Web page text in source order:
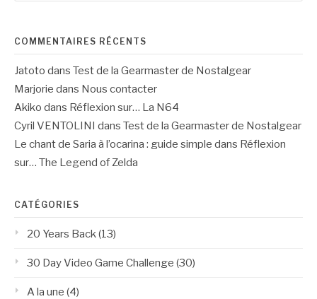
COMMENTAIRES RÉCENTS
Jatoto dans Test de la Gearmaster de Nostalgear
Marjorie dans Nous contacter
Akiko dans Réflexion sur… La N64
Cyril VENTOLINI dans Test de la Gearmaster de Nostalgear
Le chant de Saria à l’ocarina : guide simple dans Réflexion
sur… The Legend of Zelda
CATÉGORIES
20 Years Back(13)
30 Day Video Game Challenge (30)
A la une (4)